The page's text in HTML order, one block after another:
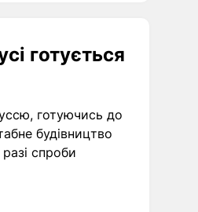
готується
готуючись до
будівництво
спроби